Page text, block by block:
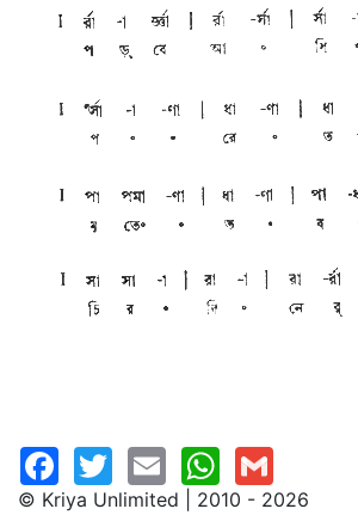
© Kriya Unlimited | 2010 - 2026